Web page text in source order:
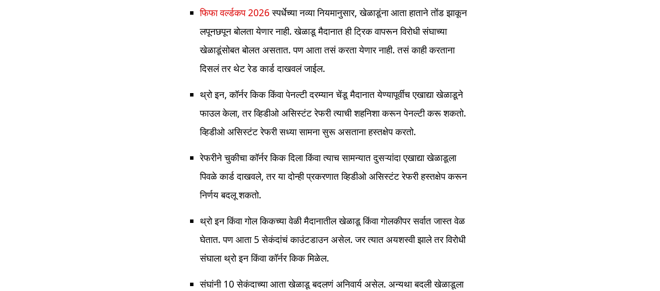
फिफा वर्ल्डकप 2026स्पर्धेच्या नव्या नियमानुसार, खेळाडूंना आता हाताने तोंड झाकून
लपूनछपून बोलता येणार नाही. खेळाडू मैदानात ही ट्रिक वापरून विरोधी संघाच्या
खेळाडूंसोबत बोलत असतात. पण आता तसं करता येणार नाही. तसं काही करताना
दिसलं तर थेट रेड कार्ड दाखवलं जाईल.
थ्रो इन, कॉर्नर किक किंवा पेनल्टी दरम्यान चेंडू मैदानात येण्यापूर्वीच एखाद्या खेळाडूने
फाउल केला, तर व्हिडीओ असिस्टंट रेफरी त्याची शहनिशा करून पेनल्टी करू शकतो.
व्हिडीओ असिस्टंट रेफरी सध्या सामना सुरू असताना हस्तक्षेप करतो.
रेफरीने चुकीचा कॉर्नर किक दिला किंवा त्याच सामन्यात दुसऱ्यांदा एखाद्या खेळाडूला
पिवळे कार्ड दाखवले, तर या दोन्ही प्रकरणात व्हिडीओ असिस्टंट रेफरी हस्तक्षेप करून
निर्णय बदलू शकतो.
थ्रो इन किंवा गोल किकच्या वेळी मैदानातील खेळाडू किंवा गोलकीपर सर्वात जास्त वेळ
घेतात. पण आता 5 सेकंदांचं काउंटडाउन असेल. जर त्यात अयशस्वी झाले तर विरोधी
संघाला थ्रो इन किंवा कॉर्नर किक मिळेल.
संघांनी 10 सेकंदाच्या आता खेळाडू बदलणं अनिवार्य असेल. अन्यथा बदली खेळाडूला